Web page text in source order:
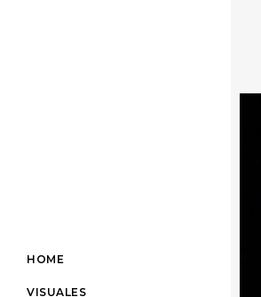
HOME
VISUALES